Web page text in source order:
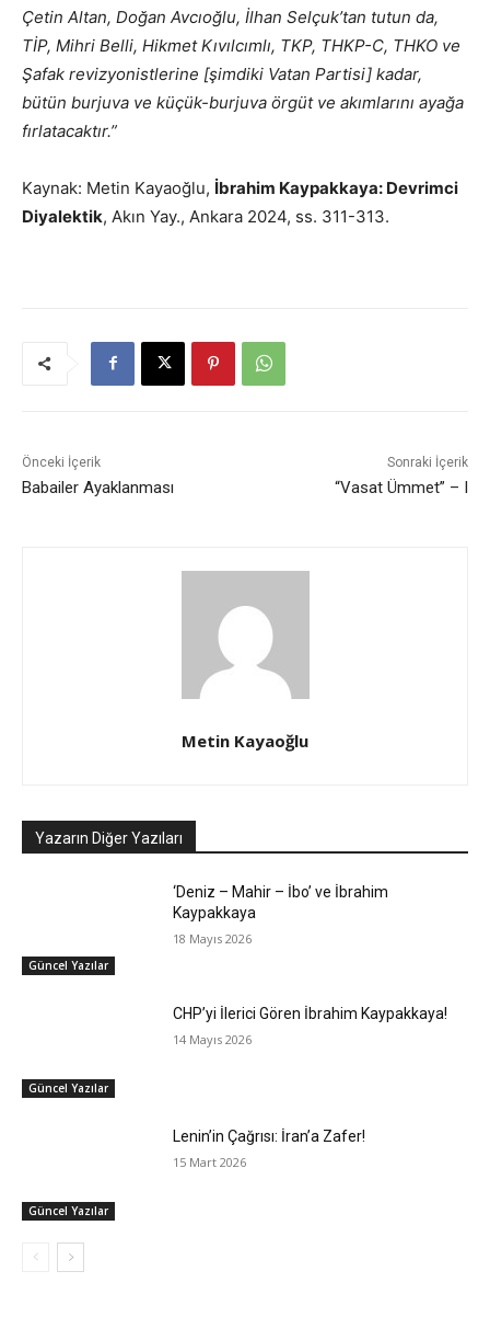
Çetin Altan, Doğan Avcıoğlu, İlhan Selçuk’tan tutun da,
TİP, Mihri Belli, Hikmet Kıvılcımlı, TKP, THKP-C, THKO ve
Şafak revizyonistlerine [şimdiki Vatan Partisi] kadar,
bütün burjuva ve küçük-burjuva örgüt ve akımlarını ayağa
fırlatacaktır.”
Kaynak: Metin Kayaoğlu, İbrahim Kaypakkaya: Devrimci
Diyalektik, Akın Yay., Ankara 2024, ss. 311-313.
Önceki İçerik
Babailer Ayaklanması
Sonraki İçerik
“Vasat Ümmet” – I
Metin Kayaoğlu
Yazarın Diğer Yazıları
Güncel Yazılar
‘Deniz – Mahir – İbo’ ve İbrahim
Kaypakkaya
18 Mayıs 2026
Güncel Yazılar
CHP’yi İlerici Gören İbrahim Kaypakkaya!
14 Mayıs 2026
Güncel Yazılar
Lenin’in Çağrısı: İran’a Zafer!
15 Mart 2026